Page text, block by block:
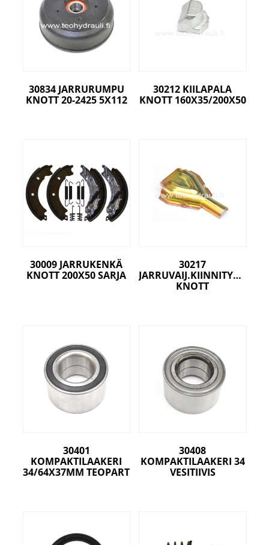
30834 JARRURUMPU
KNOTT 20-2425 5X112
30212 KIILAPALA
KNOTT 160X35/200X50
30009 JARRUKENKÄ
KNOTT 200X50 SARJA
30217
JARRUVAIJ.KIINNITYSPELTI
KNOTT
30401
KOMPAKTILAAKERI
34/64X37MM TEOPART
30408
KOMPAKTILAAKERI 34
VESITIIVIS